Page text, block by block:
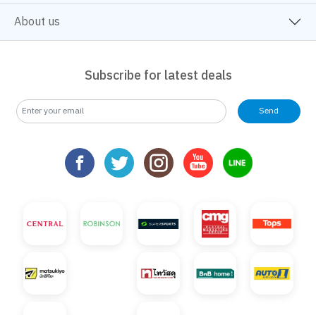
About us
Subscribe for latest deals
Send